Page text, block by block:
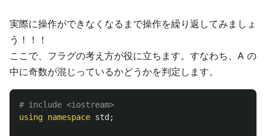
実際に操作ができなくなるまで操作を繰り返してみましょ
う！！！
ここで、フラグの考え方が役に立ちます。すなわち、A の
中に奇数が混じっているかどうかを判定します。
using namespace std ;